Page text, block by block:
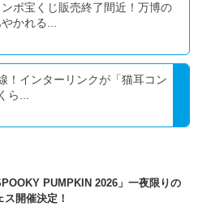
ボ宝くじ販売終了間近！万博の
かれる...
！インターリンクが「猫耳コン
ら...
PUMPKIN 2026」一夜限りの
開催決定！